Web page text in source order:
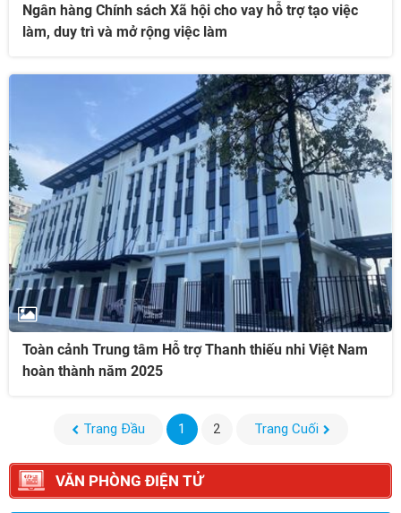
Ngân hàng Chính sách Xã hội cho vay hỗ trợ tạo việc
làm, duy trì và mở rộng việc làm
Toàn cảnh Trung tâm Hỗ trợ Thanh thiếu nhi Việt Nam
hoàn thành năm 2025
Trang Đầu 1 2 Trang Cuối
VĂN PHÒNG ĐIỆN TỬ